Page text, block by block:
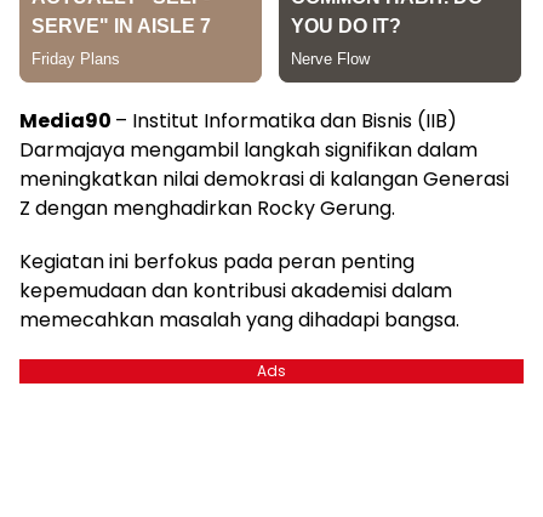
Media90 – Institut Informatika dan Bisnis (IIB)
Darmajaya mengambil langkah signifikan dalam
meningkatkan nilai demokrasi di kalangan Generasi
Z dengan menghadirkan Rocky Gerung.
Kegiatan ini berfokus pada peran penting
kepemudaan dan kontribusi akademisi dalam
memecahkan masalah yang dihadapi bangsa.
Ads